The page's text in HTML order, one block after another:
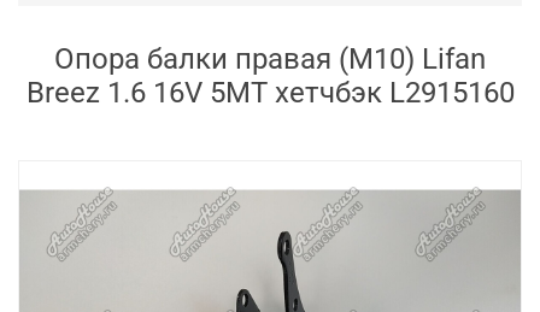
Опора балки правая (M10) Lifan
Breez 1.6 16V 5MT хетчбэк L2915160